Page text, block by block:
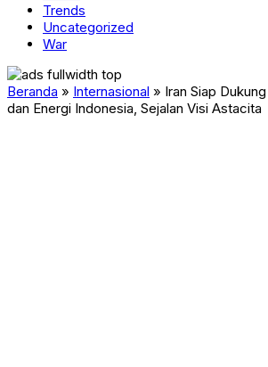
Trends
Uncategorized
War
Beranda » Internasional » Iran Siap
dan Energi Indonesia, Sejalan Visi Astacita